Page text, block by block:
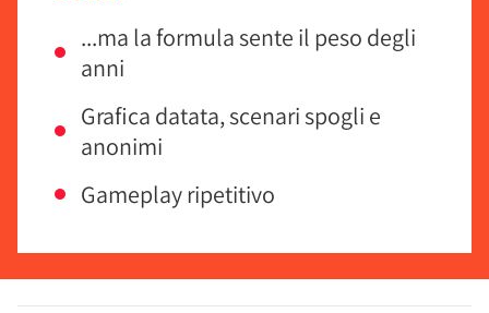
...ma la formula sente il peso degli
anni
Grafica datata, scenari spogli e
anonimi
Gameplay ripetitivo